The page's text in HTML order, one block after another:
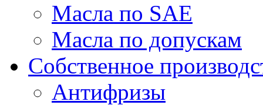
Масла по SAE
Масла по допускам
Собственное
Антифризы